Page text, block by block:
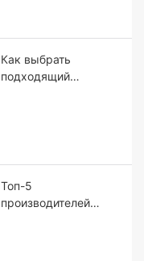
Как выбрать
подходящий
Топ-5
производителей